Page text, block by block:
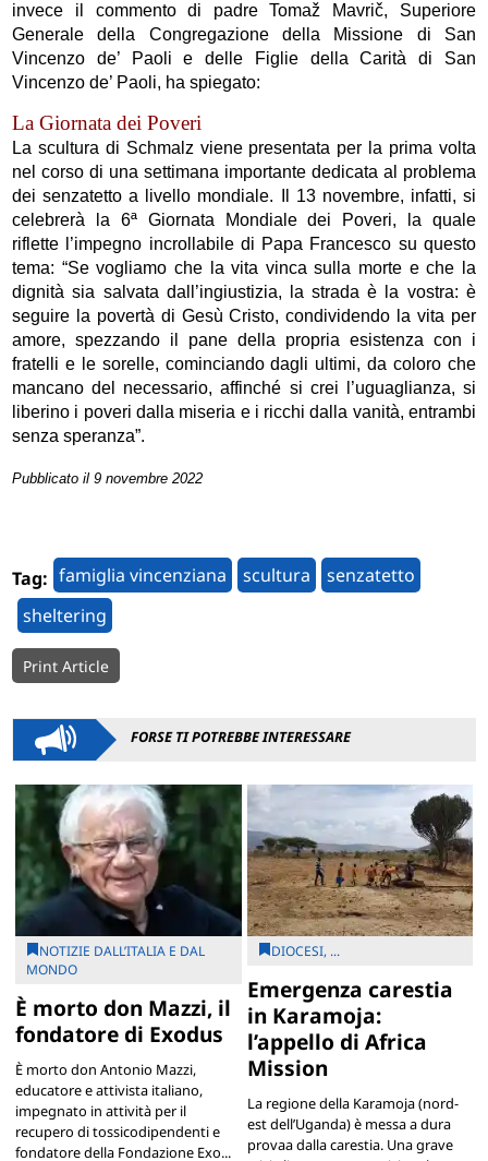
invece il commentodi padre Tomaž Mavrič, Superiore
Generale della Congregazione della Missione di San
Vincenzo de’ Paoli e delle Figlie della Carità di San
Vincenzo de’ Paoli, ha spiegato:
La Giornata dei Poveri
La scultura di Schmalz viene presentata per la prima volta
nel corso di una settimana importante dedicata al problema
dei senzatetto a livello mondiale. Il 13 novembre, infatti, si
celebrerà la 6ª Giornata Mondiale dei Poveri, la quale
riflette l’impegno incrollabile di Papa Francesco su questo
tema: “Se vogliamo che la vita vinca sulla morte e che la
dignità sia salvata dall’ingiustizia, la strada è la vostra: è
seguire la povertà di Gesù Cristo, condividendo la vita per
amore, spezzando il pane della propria esistenza con i
fratelli e le sorelle, cominciando dagli ultimi, da coloro che
mancano del necessario, affinché si crei l’uguaglianza, si
liberino i poveri dalla miseria e i ricchi dalla vanità, entrambi
senza speranza”.
Pubblicato il 9 novembre 2022
Tag: famiglia vincenziana scultura
senzatetto
sheltering
Print Article
FORSE TI POTREBBE INTERESSARE
NOTIZIE DALL’ITALIA E DAL
MONDO
È morto don Mazzi, il
fondatore di Exodus
È morto don Antonio Mazzi,
educatore e attivista italiano,
impegnato in attività per il
recupero di tossicodipendenti e
fondatore della Fondazione Exo...
DIOCESI, ...
Emergenza carestia
in Karamoja:
l’appello di Africa
Mission
La regione della Karamoja (nord-
est dell’Uganda) è messa a dura
provaa dalla carestia. Una grave